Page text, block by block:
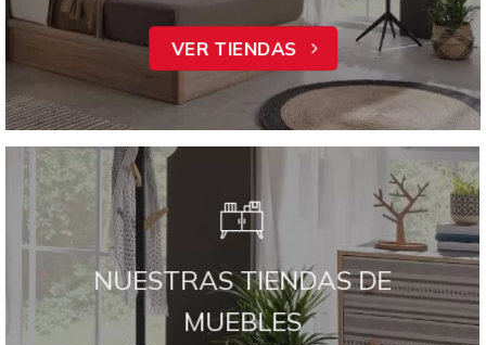
VER TIENDAS
NUESTRAS TIENDAS DE
MUEBLES